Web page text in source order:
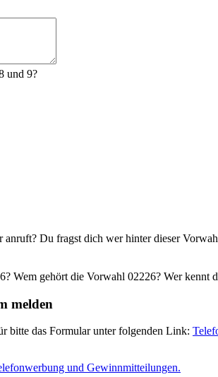
und 9?
Du fragst dich wer hinter dieser
Wem gehört die Vorwahl 02226? Wer
melden
bitte das Formular unter folgenden Link:
und Gewinnmitteilungen.